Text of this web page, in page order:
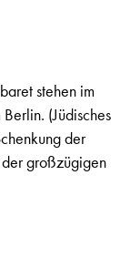
stehen im
(Jüdisches
der
großzügigen